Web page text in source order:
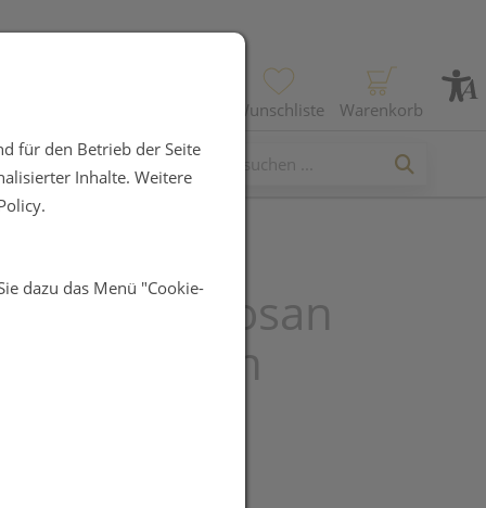
Wunschliste Warenkorb
Hypertosan
Kapseln
für den Betrieb der Seite
Inhalte. Weitere
dazu das Menü "Cookie-